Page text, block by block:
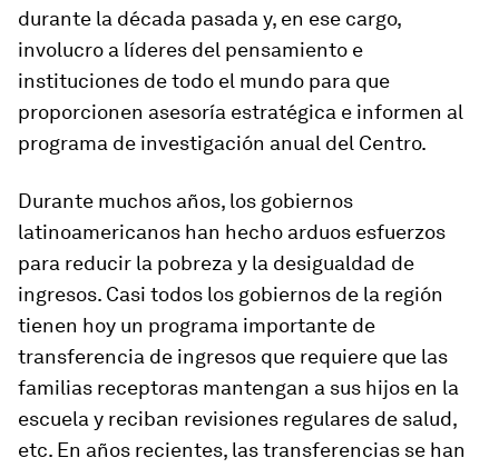
durante la década pasada y, en ese cargo,
involucro a líderes del pensamiento e
instituciones de todo el mundo para que
proporcionen asesoría estratégica e informen al
programa de investigación anual del Centro.
Durante muchos años, los gobiernos
latinoamericanos han hecho arduos esfuerzos
para reducir la pobreza y la desigualdad de
ingresos. Casi todos los gobiernos de la región
tienen hoy un programa importante de
transferencia de ingresos que requiere que las
familias receptoras mantengan a sus hijos en la
escuela y reciban revisiones regulares de salud,
etc. En años recientes, las transferencias se han